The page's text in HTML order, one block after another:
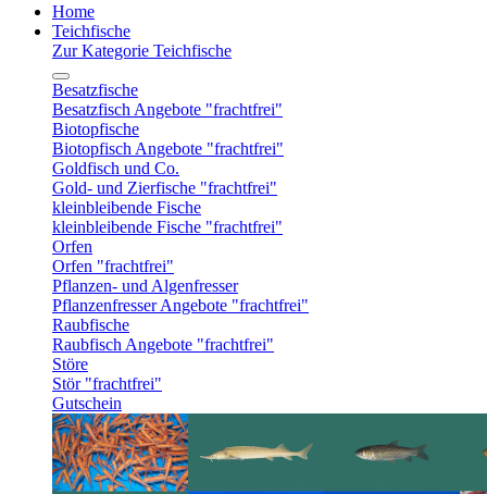
Home
Teichfische
Zur Kategorie Teichfische
Besatzfische
Besatzfisch Angebote "frachtfrei"
Biotopfische
Biotopfisch Angebote "frachtfrei"
Goldfisch und Co.
Gold- und Zierfische "frachtfrei"
kleinbleibende Fische
kleinbleibende Fische "frachtfrei"
Orfen
Orfen "frachtfrei"
Pflanzen- und Algenfresser
Pflanzenfresser Angebote "frachtfrei"
Raubfische
Raubfisch Angebote "frachtfrei"
Störe
Stör "frachtfrei"
Gutschein